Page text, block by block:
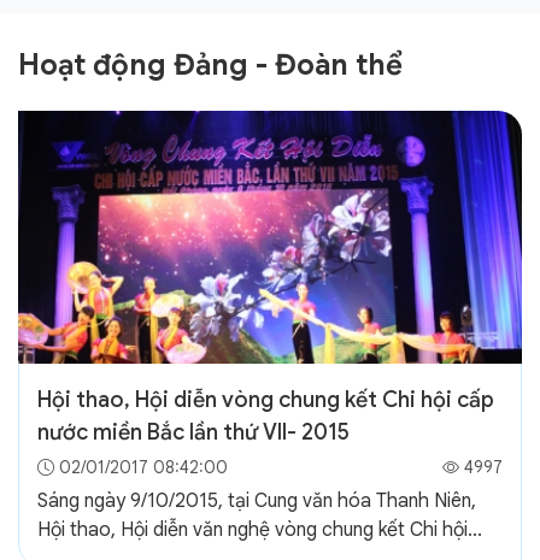
Hoạt động Đảng - Đoàn thể
Hội thao, Hội diễn vòng chung kết Chi hội cấp
nước miền Bắc lần thứ VII- 2015
02/01/2017 08:42:00 4997
Sáng ngày 9/10/2015, tại Cung văn hóa Thanh Niên,
Hội thao, Hội diễn văn nghệ vòng chung kết Chi hội...